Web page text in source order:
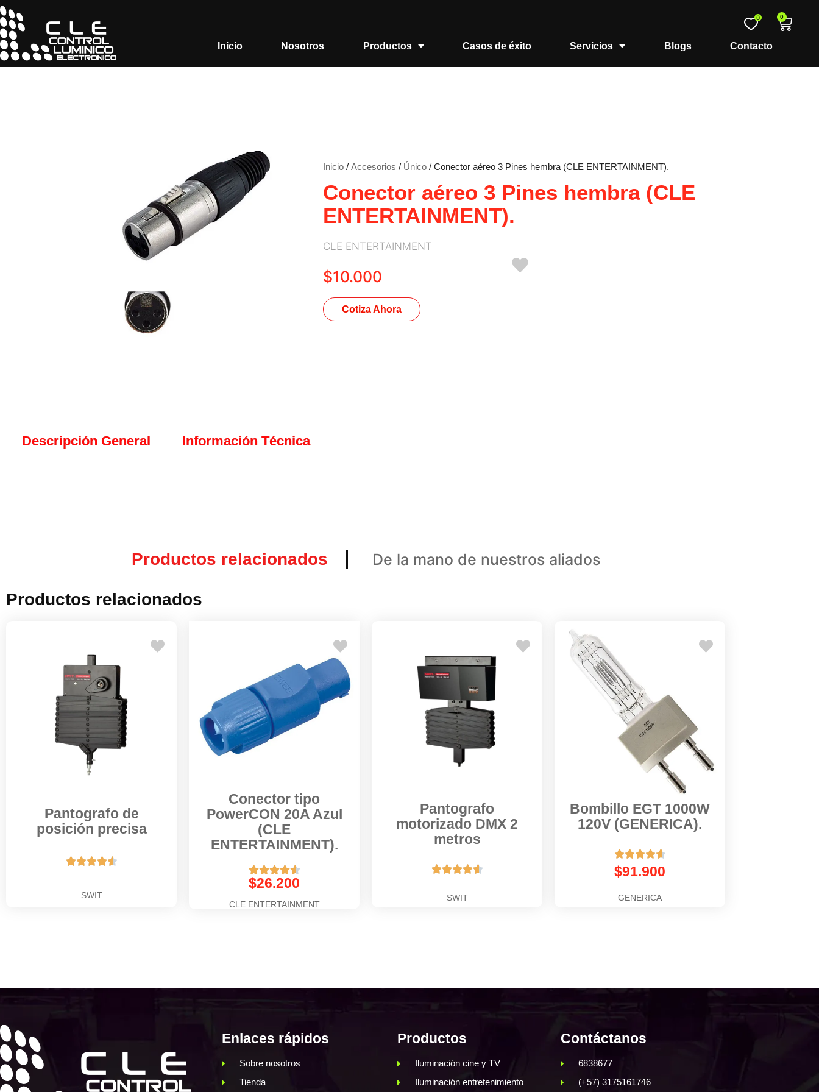
0 0
Inicio Nosotros Productos Casos de éxito Servicios Blogs Contacto
Inicio / Accesorios / Único / Conector aéreo 3 Pines hembra (CLE ENTERTAINMENT).
Conector aéreo 3 Pines hembra (CLE
ENTERTAINMENT).
CLE ENTERTAINMENT
$10.000
Cotiza Ahora
Descripción General Información Técnica
Productos relacionados De la mano de nuestros aliados
Productos relacionados
Pantografo de
posición precisa

SWIT
Conector tipo
PowerCON 20A Azul
(CLE
ENTERTAINMENT).

$26.200
CLE ENTERTAINMENT
Pantografo
motorizado DMX 2
metros

SWIT
Bombillo EGT 1000W
120V (GENERICA).

$91.900
GENERICA
Enlaces rápidos
Sobre nosotros
Tienda
Productos
Iluminación cine y TV
Iluminación entretenimiento
Contáctanos
6838677
(+57) 3175161746